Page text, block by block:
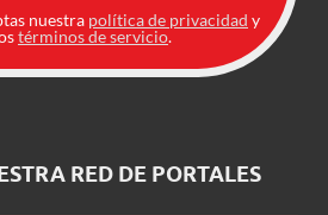
nuestra política de privacidad y
términos de servicio.
RED DE PORTALES